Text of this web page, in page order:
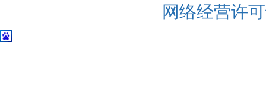
网络经营许